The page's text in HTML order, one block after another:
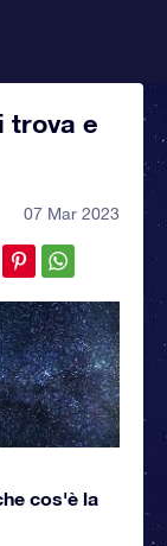
trova e
07 Mar 2023
cos'è la